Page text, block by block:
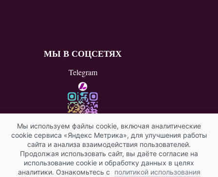
МЫ В СОЦСЕТЯХ
Telegram
ВКонтакте
Яндекс ИКС
Мы используем файлы cookie, включая аналитические
cookie сервиса «Яндекс Метрика», для улучшения работы
сайта и анализа взаимодействия пользователей.
Продолжая использовать сайт, вы даёте согласие на
использование cookie и обработку данных в целях
аналитики. Ознакомьтесь с
политикой использования